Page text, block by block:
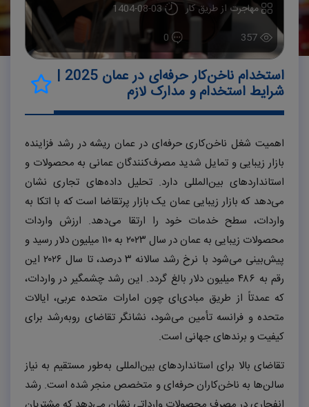
مهاجرت از طریق کار
1404-08-03
357
0
استخدام ناخن‌کار حرفه‌ای در عمان 2025 |
شرایط استخدام و مدارک لازم
اهمیت شغل ناخن‌کاری حرفه‌ای در عمان ریشه در رشد فزاینده
بازار زیبایی و تمایل شدید مصرف‌کنندگان عمانی به محصولات و
استانداردهای بین‌المللی دارد. تحلیل داده‌های تجاری نشان
می‌دهد که بازار زیبایی عمان یک بازار پرتقاضا است که با اتکا به
واردات، سطح خدمات خود را ارتقا می‌دهد. ارزش واردات
محصولات زیبایی به عمان در سال ۲۰۲۳ به ۱۱۰ میلیون دلار رسید و
پیش‌بینی می‌شود با نرخ رشد سالانه ۳ درصد، تا سال ۲۰۲۶ این
رقم به ۴۸۶ میلیون دلار بالغ گردد. این رشد چشمگیر در واردات،
که عمدتاً از طریق مبادی‌ای چون امارات متحده عربی، ایالات
متحده و فرانسه تأمین می‌شود، نشانگر تقاضای روبه‌رشد برای
کیفیت و برندهای جهانی است.
تقاضای بالا برای استانداردهای بین‌المللی به‌طور مستقیم به نیاز
سالن‌ها به ناخن‌کاران حرفه‌ای و متخصص منجر شده است. رشد